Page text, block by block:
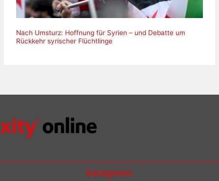
Nach Umsturz: Hoffnung für Syrien – und Debatte um
Rückkehr syrischer Flüchtlinge
Kategorien